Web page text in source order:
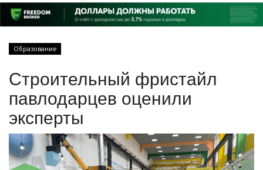
Главная
ПАВЛОДАРСКАЯ ОБЛАСТЬ
КАЗАХСТАН
МИР
Образование
Строительный фристайл
павлодарцев оценили
эксперты